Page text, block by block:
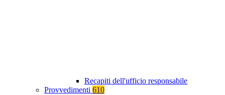
Recapiti dell'ufficio responsabile
Provvedimenti 610